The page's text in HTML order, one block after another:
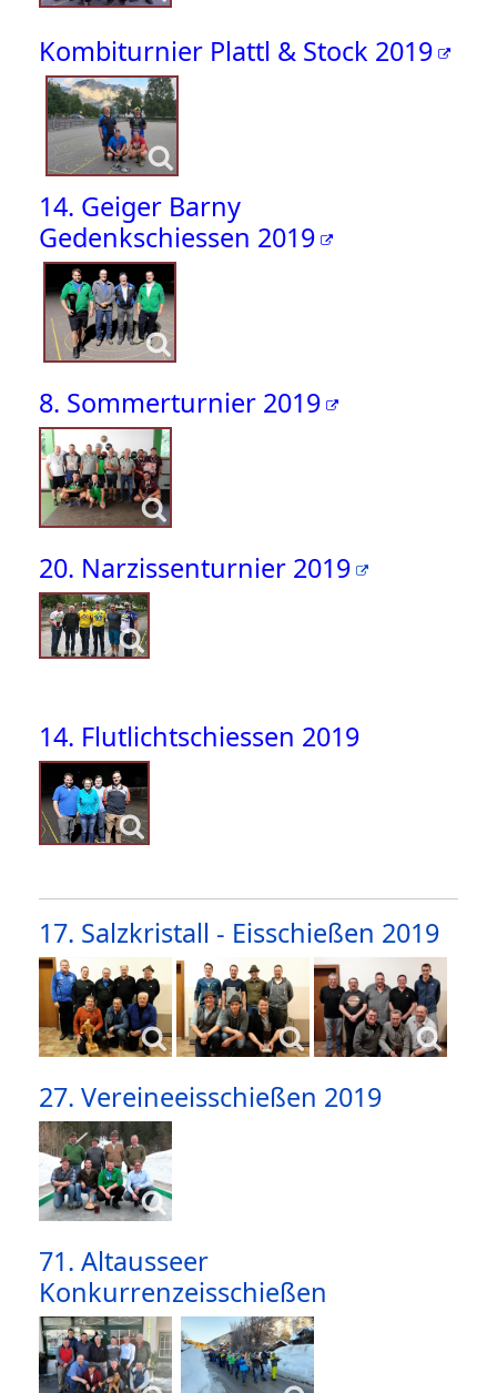
Kombiturnier Plattl & Stock 2019
14. Geiger Barny
Gedenkschiessen 2019
8. Sommerturnier 2019
20. Narzissenturnier 2019
14. Flutlichtschiessen 2019
17. Salzkristall - Eisschießen 2019
27. Vereineeisschießen 2019
71. Altausseer
Konkurrenzeisschießen